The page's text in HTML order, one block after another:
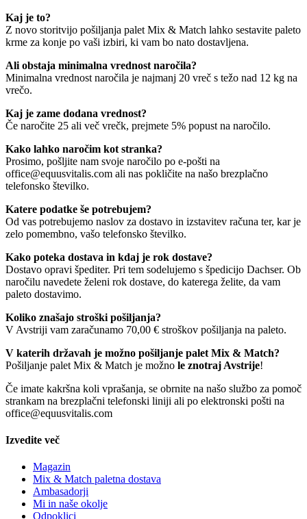
Kaj je to?
Z novo storitvijo pošiljanja palet Mix & Match lahko sestavite paleto
krme za konje po vaši izbiri, ki vam bo nato dostavljena.
Ali obstaja minimalna vrednost naročila?
Minimalna vrednost naročila je najmanj 20 vreč s težo nad 12 kg na
vrečo.
Kaj je zame dodana vrednost?
Če naročite 25 ali več vrečk, prejmete 5% popust na naročilo.
Kako lahko naročim kot stranka?
Prosimo, pošljite nam svoje naročilo po e-pošti na
office@equusvitalis.com ali nas pokličite na našo brezplačno
telefonsko številko.
Katere podatke še potrebujem?
Od vas potrebujemo naslov za dostavo in izstavitev računa ter, kar je
zelo pomembno, vašo telefonsko številko.
Kako poteka dostava in kdaj je rok dostave?
Dostavo opravi špediter. Pri tem sodelujemo s špedicijo Dachser. Ob
naročilu navedete želeni rok dostave, do katerega želite, da vam
paleto dostavimo.
Koliko znašajo stroški pošiljanja?
V Avstriji vam zaračunamo 70,00 € stroškov pošiljanja na paleto.
V katerih državah je možno pošiljanje palet Mix & Match?
Pošiljanje palet Mix & Match je možno le znotraj Avstrije!
Če imate kakršna koli vprašanja, se obrnite na našo službo za pomoč
strankam na brezplačni telefonski liniji ali po elektronski pošti na
office@equusvitalis.com
Izvedite več
Magazin
Mix & Match paletna dostava
Ambasadorji
Mi in naše okolje
Odpoklici